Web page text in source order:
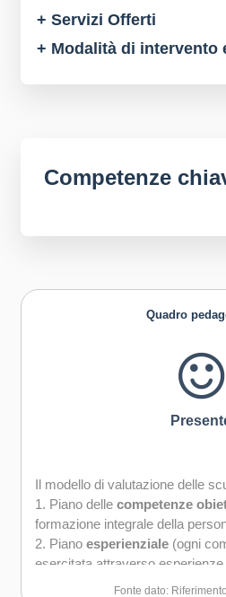
+ Servizi Offerti
+ Modalità di intervento
Competenze
Quadro
Il modello di valutazione delle
1. Piano delle competenze
formazione integrale della
2. Piano esperienziale(ogni
esercitata attraverso
pedagogicamente solide
Fonte dato: